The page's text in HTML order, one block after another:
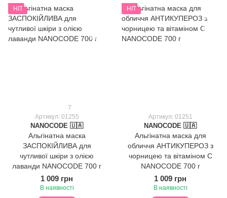
HIT
7
Артикул: 01255
NANOCODE 🇺🇦
Альгінатна маска
ЗАСПОКІЙЛИВА для
чутливої шкіри з олією
лаванди NANOCODE 700 г
1 009 грн
В наявності
HIT
Артикул: 01251
NANOCODE 🇺🇦
Альгінатна маска для
обличчя АНТИКУПЕРОЗ з
чорницею та вітаміном С
NANOCODE 700 г
1 009 грн
В наявності